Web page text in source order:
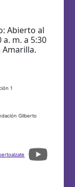
Abierto al
m. a 5:30
1
Gilberto